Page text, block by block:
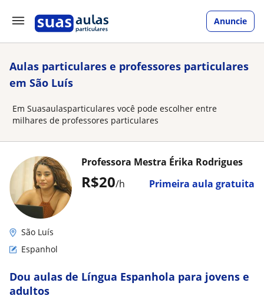
Anuncie
Aulas particulares e professores particulares
em São Luís
Em Suasaulasparticulares você pode escolher entre
milhares de professores particulares
R$20/h Primeira aula gratuita
Professora Mestra Érika Rodrigues
São Luís
Espanhol
Dou aulas de Língua Espanhola para jovens e
adultos